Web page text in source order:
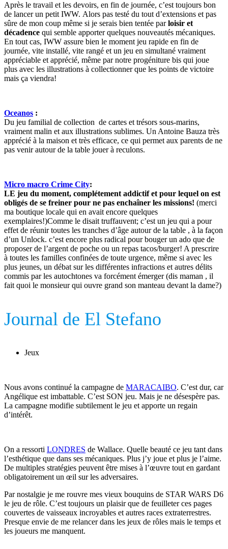
Après le travail et les devoirs, en fin de journée, c’est toujours bon
de lancer un petit IWW. Alors pas testé du tout d’extensions et pas
sûre de mon coup même si je serais bien tentée parloisir et
décadence qui semble apporter quelques nouveautés mécaniques.
En tout cas, IWW assure bien le moment jeu rapide en fin de
journée, vite installé, vite rangé et un jeu en simultané vraiment
appréciable et apprécié, même par notre progéniture bis qui joue
plus avec les illustrations à collectionner que les points de victoire
mais ça viendra!
Oceanos :
Du jeu familial de collection de cartes et trésors sous-marins,
vraiment malin et aux illustrations sublimes. Un Antoine Bauza très
apprécié à la maison et très efficace, ce qui permet aux parents de ne
pas venir autour de la table jouer à reculons.
Micro macro Crime City:
LE jeu du moment, complétement addictif et pour lequel on est
obligés de se freiner pour ne pas enchaîner les missions! (merci
ma boutique locale qui en avait encore quelques
exemplaires!)Comme le disait truffauvent; c’est un jeu qui a pour
effet de réunir toutes les tranches d’âge autour de la table , à la façon
d’un Unlock. c’est encore plus radical pour bouger un ado que de
proposer de l’argent de poche ou un repas tacos/burger! A prescrire
à toutes les familles confinées de toute urgence, même si avec les
plus jeunes, un débat sur les différentes infractions et autres délits
commis par les autochtones va forcément émerger (dis maman , il
fait quoi le monsieur qui ouvre grand son manteau devant la dame?)
Journal de El Stefano
Jeux
Nous avons continué la campagne de MARACAIBO. C’est dur, car
Angélique est imbattable. C’est SON jeu. Mais je ne désespère pas.
La campagne modifie subtilement le jeu et apporte un regain
d’intérêt.
On a ressorti LONDRES de Wallace. Quelle beauté ce jeu tant dans
l’esthétique que dans ses mécaniques. Plus j’y joue et plus je l’aime.
De multiples stratégies peuvent être mises à l’œuvre tout en gardant
obligatoirement un œil sur les adversaires.
Par nostalgie je me rouvre mes vieux bouquins de STAR WARS D6
le jeu de rôle. C’est toujours un plaisir que de feuilleter ces pages
couvertes de vaisseaux incroyables et autres races extraterrestres.
Presque envie de me relancer dans les jeux de rôles mais le temps et
les joueurs me manquent.